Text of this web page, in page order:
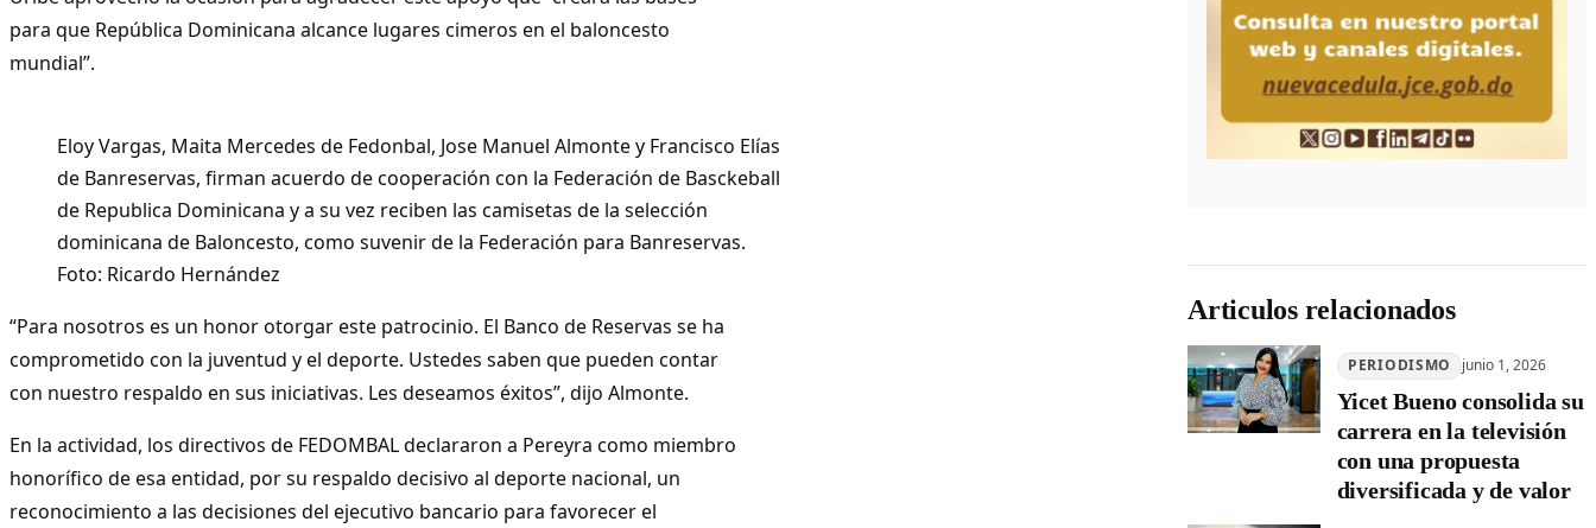
para que República Dominicana alcance lugares cimeros en el baloncesto
mundial”.
Eloy Vargas, Maita Mercedes de Fedonbal, Jose Manuel Almonte y Francisco Elías
de Banreservas, firman acuerdo de cooperación con la Federación de Basckeball
de Republica Dominicana y a su vez reciben las camisetas de la selección
dominicana de Baloncesto, como suvenir de la Federación para Banreservas.
Foto: Ricardo Hernández
“Para nosotros es un honor otorgar este patrocinio. El Banco de Reservas se ha
comprometido con la juventud y el deporte. Ustedes saben que pueden contar
con nuestro respaldo en sus iniciativas. Les deseamos éxitos”, dijo Almonte.
En la actividad, los directivos de FEDOMBAL declararon a Pereyra como miembro
honorífico de esa entidad, por su respaldo decisivo al deporte nacional, un
reconocimiento a las decisiones del ejecutivo bancario para favorecer el
Articulos relacionados
PERIODISMO junio 1, 2026
Yicet Bueno consolida su
carrera en la televisión
con una propuesta
diversificada y de valor